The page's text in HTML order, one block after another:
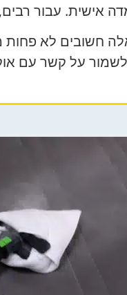
אישית. עבור
חשובים לא פחות
על קשר עם